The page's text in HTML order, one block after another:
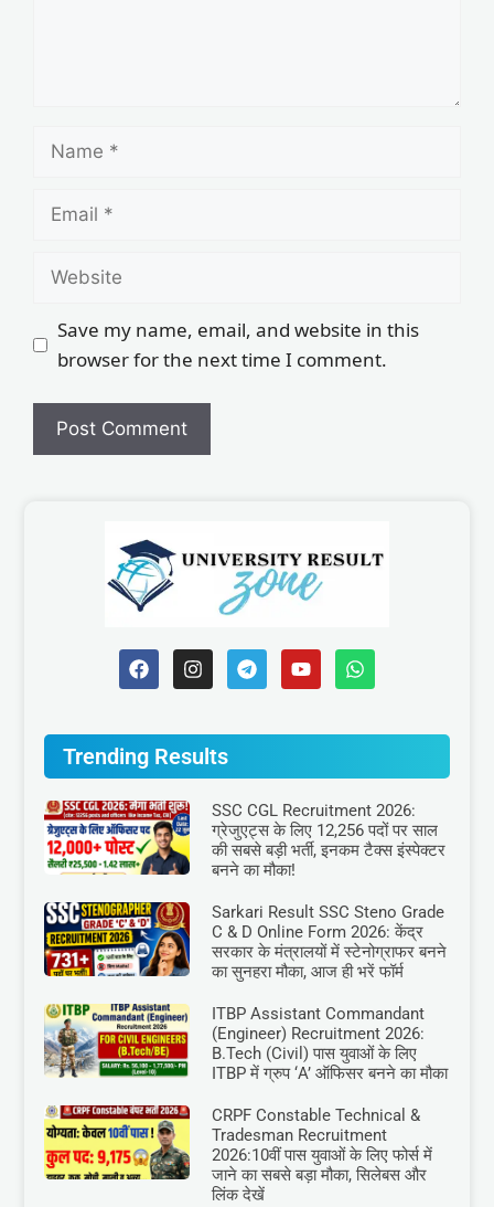
Save my name, email, and website in this
browser for the next time I comment.
Trending Results
SSC CGL Recruitment 2026:
ग्रेजुएट्स के लिए 12,256 पदों पर साल
की सबसे बड़ी भर्ती, इनकम टैक्स इंस्पेक्टर
बनने का मौका!
Sarkari Result SSC Steno Grade
C & D Online Form 2026: केंद्र
सरकार के मंत्रालयों में स्टेनोग्राफर बनने
का सुनहरा मौका, आज ही भरें फॉर्म
ITBP Assistant Commandant
(Engineer) Recruitment 2026:
B.Tech (Civil) पास युवाओं के लिए
ITBP में ग्रुप ‘A’ ऑफिसर बनने का मौका
CRPF Constable Technical &
Tradesman Recruitment
2026:10वीं पास युवाओं के लिए फोर्स में
जाने का सबसे बड़ा मौका, सिलेबस और
लिंक देखें